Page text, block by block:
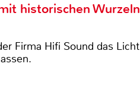
historischen Wurzeln
Firma Hifi Sound das Licht